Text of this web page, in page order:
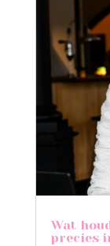
Wat
precies